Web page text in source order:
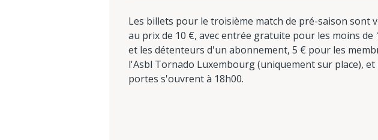
Les billets pour le troisième match de pré-saison sont
au prix de 10 €, avec entrée gratuite pour les moins de
et les détenteurs d'un abonnement, 5 € pour les
l'Asbl Tornado Luxembourg (uniquement sur place), et
portes s'ouvrent à 18h00.